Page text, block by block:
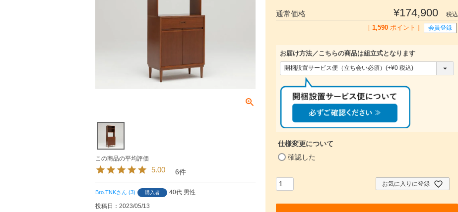
5.00 6
Bro.TNK 3 購入者 40代 男性
投稿日
2023/05/13
通常価格 ¥174,900
税込
[1,590 ポイント ] 会員登録
お届け方法／こちらの商品は組立式となります
仕様変更について
確認した
お気に入りに登録